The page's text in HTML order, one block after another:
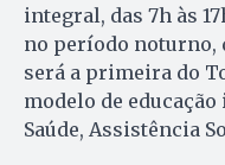
integral, das 7h às
no período noturno,
será a primeira do
modelo de
Saúde, Assistência